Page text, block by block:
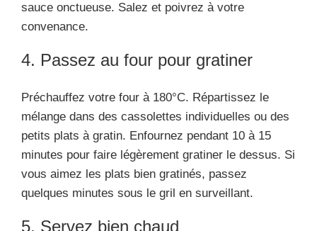
sauce onctueuse. Salez et poivrez à votre
convenance.
4. Passez au four pour gratiner
Préchauffez votre four à 180°C. Répartissez le
mélange dans des cassolettes individuelles ou des
petits plats à gratin. Enfournez pendant 10 à 15
minutes pour faire légèrement gratiner le dessus. Si
vous aimez les plats bien gratinés, passez
quelques minutes sous le gril en surveillant.
5. Servez bien chaud